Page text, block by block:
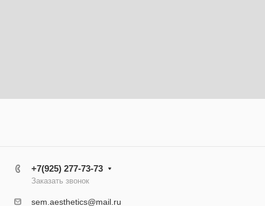
+7(925) 277-73-73
Заказать звонок
sem.aesthetics@mail.ru